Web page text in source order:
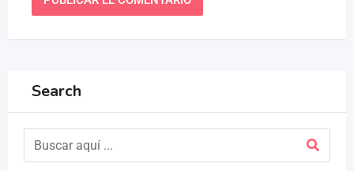
Search